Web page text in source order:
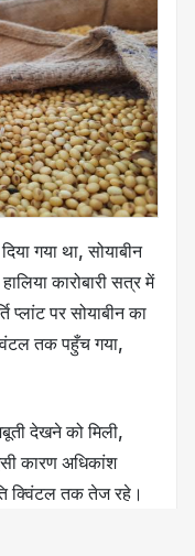
गया था, सोयाबीन
कारोबारी सत्र में
प्लांट पर सोयाबीन का
तक पहुँच गया,
देखने को मिली,
कारण अधिकांश
क्विंटल तक तेज रहे।